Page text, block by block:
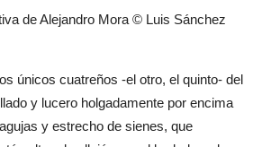
de Alejandro Mora © Luis Sánchez
únicos cuatreños -el otro, el quinto- del
y lucero holgadamente por encima
y estrecho de sienes, que